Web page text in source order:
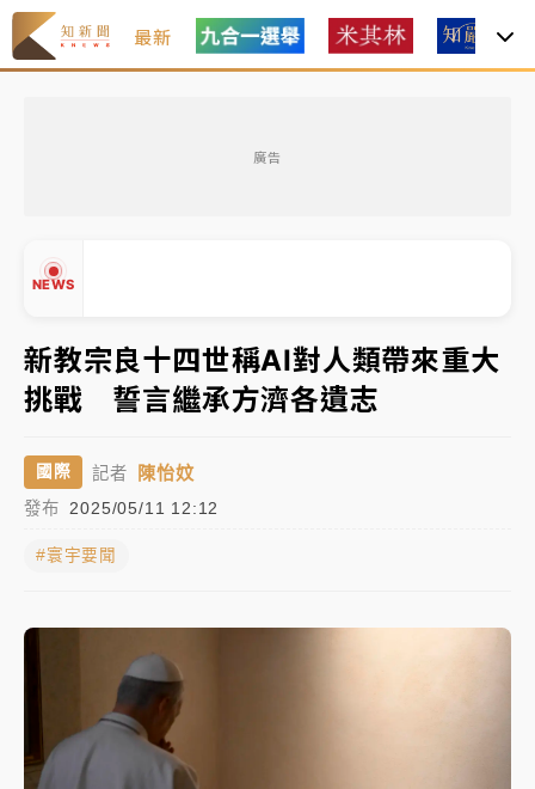
最新
廣告
NEWS
韓股最壞時期已過？大摩估去槓桿完成逾半 波動率降
至2個月低
「白海豚」雨炸新北！通報109件災情 侯友宜揭這類災
損最多
白海豚挾豪雨狂炸新北！時雨量破百毫米 水塔、雨棚
金控第2季海外曝險破31兆創高 日本年增45%居冠
韓股最壞時期已過？大摩估去槓桿完成逾半 波動率降
至2個月低
「白海豚」雨炸新北！通報109件災情 侯友宜揭這類災
損最多
新教宗良十四世稱AI對人類帶來重大
挑戰 誓言繼承方濟各遺志
國際 記者 陳怡妏
發布 2025/05/11 12:12
#寰宇要聞